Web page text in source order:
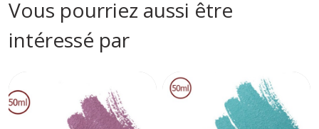
Vous pourriez aussi être
intéressé par